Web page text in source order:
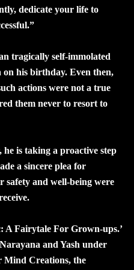
dedicate your life to
tragically self-immolated
on his birthday. Even then,
actions were not a true
them never to resort to
is taking a proactive step
a sincere plea for
safety and well-being were
A Fairytale For Grown-ups.’
and Yash under
Mind Creations, the